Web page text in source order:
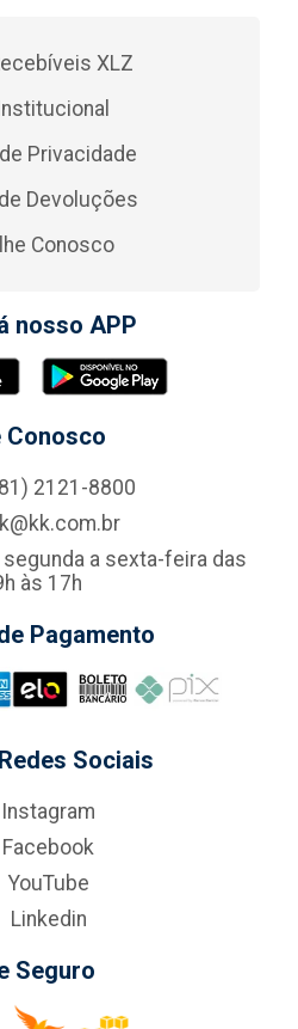
XLZ
Privacidade
Devoluções
Conosco
nosso APP
Conosco
2121-8800
a sexta-feira das
às 17h
Pagamento
Sociais
Instagram
Facebook
YouTube
Linkedin
Seguro